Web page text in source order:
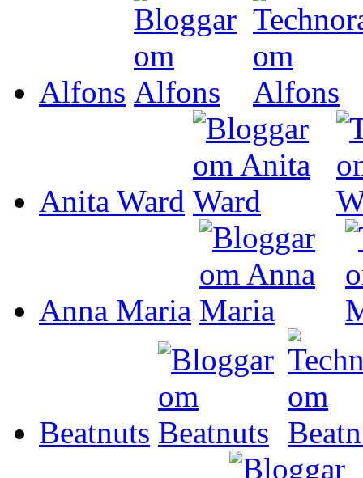
Alfons
Anita Ward
Anna Maria
Beatnuts